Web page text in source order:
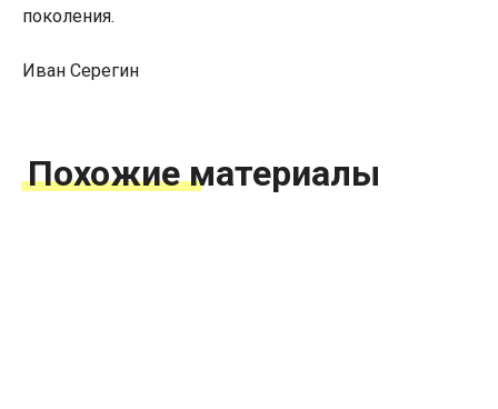
поколения.
Иван Серегин
Похожие материалы